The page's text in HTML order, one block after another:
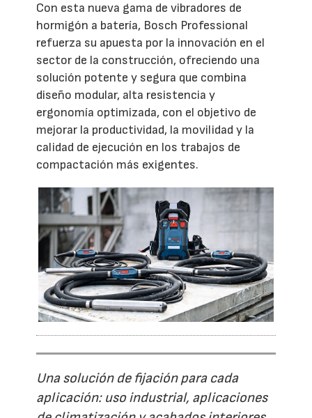
Con esta nueva gama de vibradores de
hormigón a batería, Bosch Professional
refuerza su apuesta por la innovación en el
sector de la construcción, ofreciendo una
solución potente y segura que combina
diseño modular, alta resistencia y
ergonomía optimizada, con el objetivo de
mejorar la productividad, la movilidad y la
calidad de ejecución en los trabajos de
compactación más exigentes.
Una solución de fijación para cada
aplicación: uso industrial, aplicaciones